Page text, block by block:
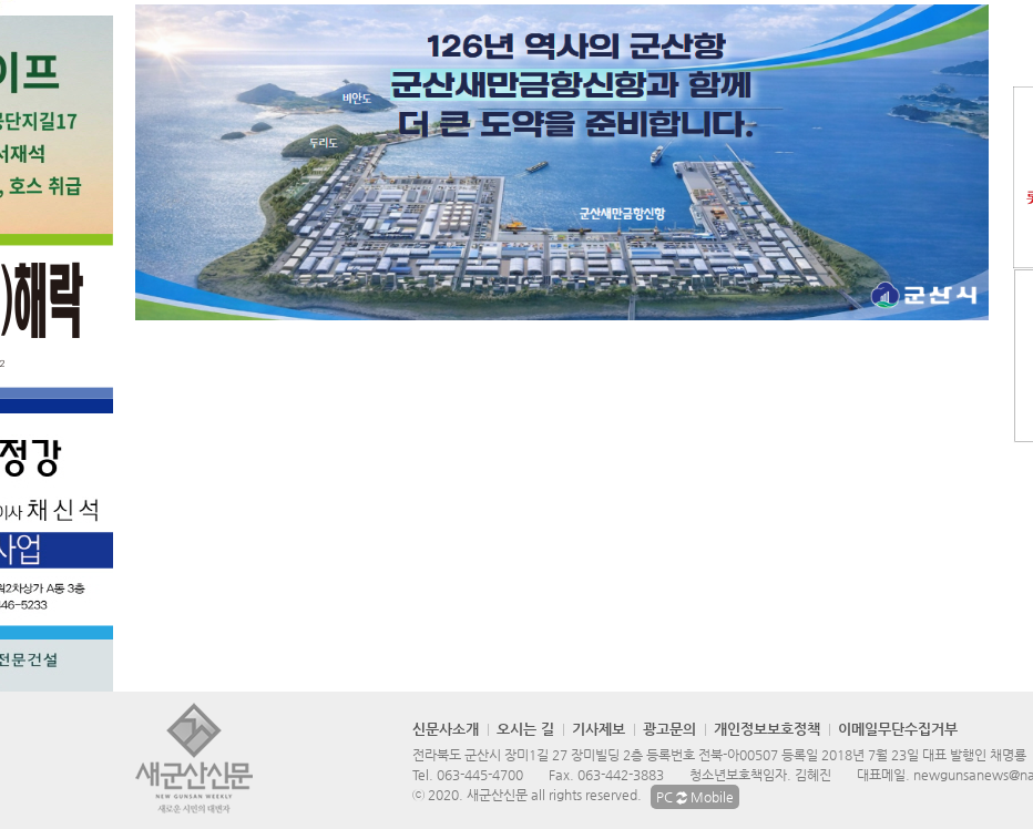
신문사소개 오시는 길 기사제보 광고문의 개인정보보호정책 이메일무단수집거부
전라북도 군산시 장미1길 27 장미빌딩 2층 등록번호 전북-아00507 등록일 2018년 7월 23일 대표 발행인 채명룡
Tel. 063-445-4700 Fax. 063-442-3883 청소년보호책임자. 김혜진 대표메일.
ⓒ 2020. 새군산신문 all rights reserved.
PC Mobile